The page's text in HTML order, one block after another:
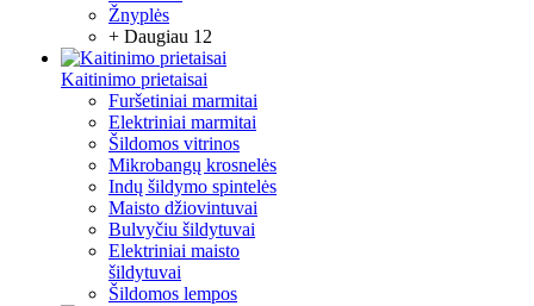
Žnyplės
+ Daugiau 12
Kaitinimo prietaisai
Furšetiniai marmitai
Elektriniai marmitai
Šildomos vitrinos
Mikrobangų krosnelės
Indų šildymo spintelės
Maisto džiovintuvai
Bulvyčiu šildytuvai
Elektriniai maisto
šildytuvai
Šildomos lempos